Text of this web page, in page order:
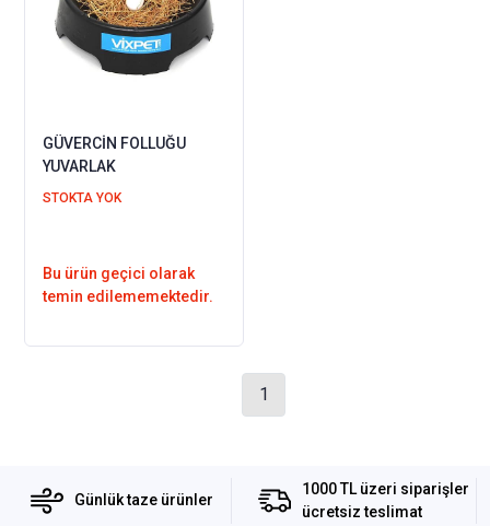
GÜVERCİN FOLLUĞU
YUVARLAK
STOKTA YOK
Bu ürün geçici olarak
temin edilememektedir.
1
Günlük taze ürünler
1000 TL üzeri siparişler
ücretsiz teslimat